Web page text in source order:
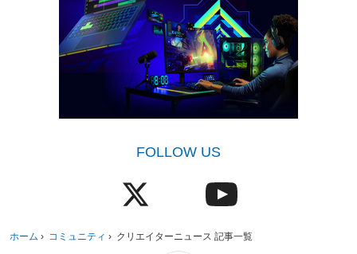
FOLLOW US
ホーム › コミュニティ › クリエイターニュース 記事一覧